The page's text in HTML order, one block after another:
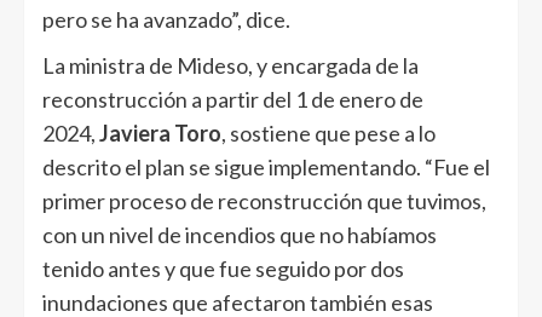
pero se ha avanzado”, dice.
La ministra de Mideso, y encargada de la
reconstrucción a partir del 1 de enero de
2024,Javiera Toro, sostiene que pese a lo
descrito el plan se sigue implementando. “Fue el
primer proceso de reconstrucción que tuvimos,
con un nivel de incendios que no habíamos
tenido antes y que fue seguido por dos
inundaciones que afectaron también esas